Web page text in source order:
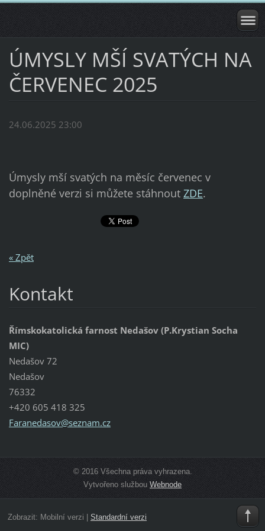
ÚMYSLY MŠÍ SVATÝCH NA
ČERVENEC 2025
24.06.2025 23:00
Úmysly mší svatých na měsíc červenec v
doplněné verzi si můžete stáhnout ZDE.
« Zpět
Kontakt
Římskokatolická farnost Nedašov (P.Krystian Socha
MIC)
Nedašov 72
Nedašov
76332
+420 605 418 325
Faranedasov@seznam.cz
© 2016 Všechna práva vyhrazena.
Vytvořeno službouWebnode
Zobrazit: Mobilní verzi Standardní verzi